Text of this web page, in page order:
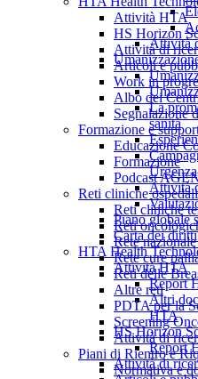
Attività HTA
HS Horizon
Attività di
Articoli e
Work in
Albo dei
Segnalazione
Formazione e
Educazione
Formazione
Podcast
Reti cliniche
Reti cliniche
Reti
Rete
Rete cure
Reti delle
Altre reti
PDTA per la
Screening
Attività di
Piani di Rientro e
Normativa e
Attività
La
sanità
Urgenza
Attività
Piano globale
Carta dei
HTA Health
Attività HTA
Report
Altri
HTA
HS Horizon
Report
Attività di